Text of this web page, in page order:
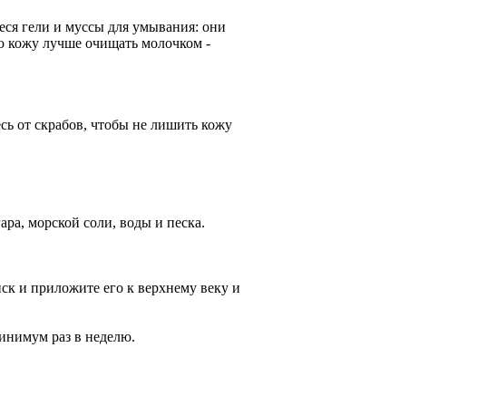
гели и муссы для умывания: они
кожу лучше очищать молочком -
от скрабов, чтобы не лишить кожу
морской соли, воды и песка.
и приложите его к верхнему веку и
раз в неделю.